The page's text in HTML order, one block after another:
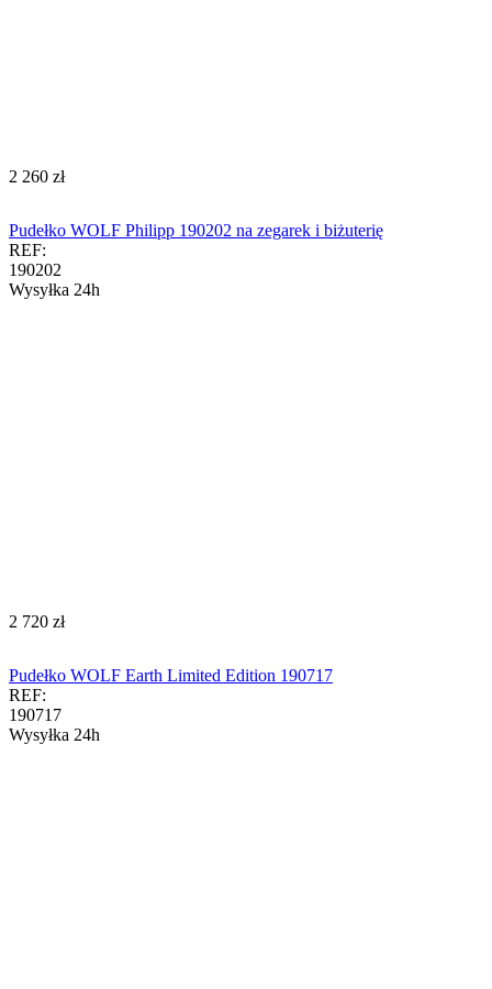
‍2 260‍ zł
Pudełko WOLF Philipp 190202 na zegarek i biżuterię
REF:
190202
Wysyłka 24h
‍2 720‍ zł
Pudełko WOLF Earth Limited Edition 190717
REF:
190717
Wysyłka 24h